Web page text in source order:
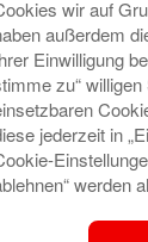
oder einem
Links auf
mit dem
(z. B. der
wir auf
außerdem
Einwilligung
zu“
jederzeit in
werden